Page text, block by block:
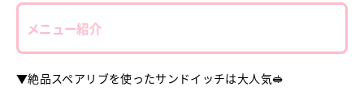
メニュー紹介
▼絶品スペアリブを使ったサンドイッチは大人気🥪